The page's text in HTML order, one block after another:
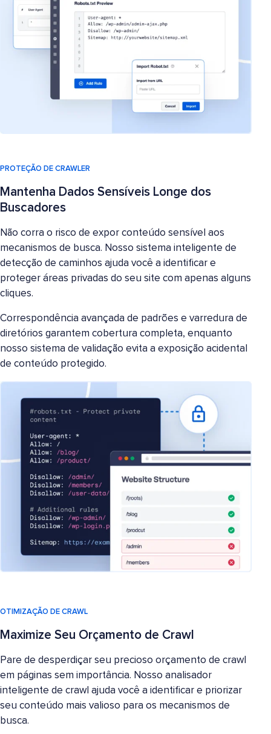
PROTEÇÃO DE CRAWLER
Mantenha Dados Sensíveis Longe dos
Buscadores
Não corra o risco de expor conteúdo sensível aos
mecanismos de busca. Nosso sistema inteligente de
detecção de caminhos ajuda você a identificar e
proteger áreas privadas do seu site com apenas alguns
cliques.
Correspondência avançada de padrões e varredura de
diretórios garantem cobertura completa, enquanto
nosso sistema de validação evita a exposição acidental
de conteúdo protegido.
OTIMIZAÇÃO DE CRAWL
Maximize Seu Orçamento de Crawl
Pare de desperdiçar seu precioso orçamento de crawl
em páginas sem importância. Nosso analisador
inteligente de crawl ajuda você a identificar e priorizar
seu conteúdo mais valioso para os mecanismos de
busca.